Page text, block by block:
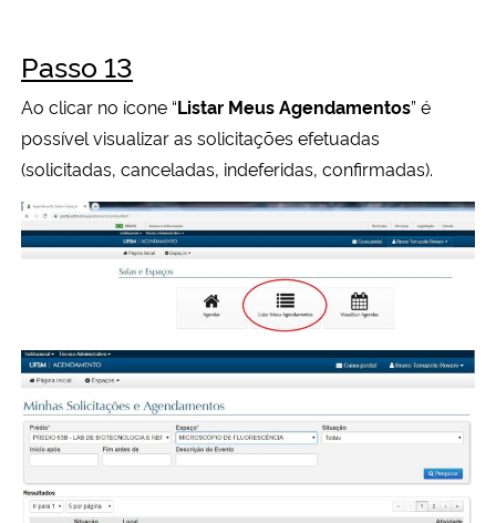
Passo 13
Ao clicar no ícone “Listar Meus Agendamentos” é
possível visualizar as solicitações efetuadas
(solicitadas, canceladas, indeferidas, confirmadas).